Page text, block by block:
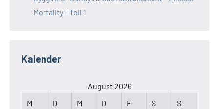
Mortality – Teil 1
Kalender
August 2026
M
D M D F S S